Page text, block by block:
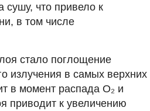
сушу, что привело к
в том числе
стало поглощение
излучения в самых верхних
в момент распада О₂ и
приводит к увеличению